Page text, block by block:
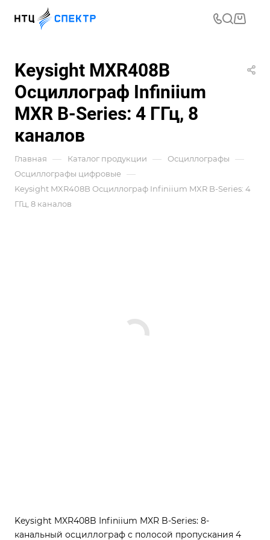
Keysight MXR408B
Осциллограф Infiniium
MXR B-Series: 4 ГГц, 8
каналов
Главная — Каталог продукции — Осциллографы —
Осциллографы цифровые —
Keysight MXR408B Осциллограф Infiniium MXR B-Series: 4
ГГц, 8 каналов
Keysight MXR408B Infiniium MXR B-Series: 8-
канальный осциллограф с полосой пропускания 4